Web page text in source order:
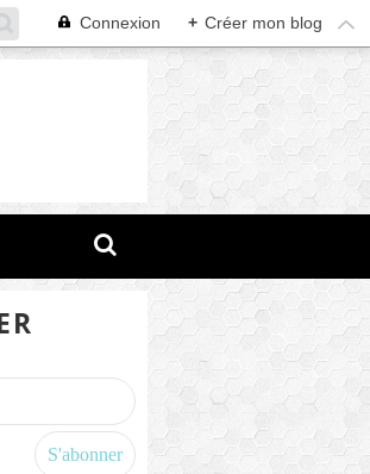
Connexion + Créer mon blog